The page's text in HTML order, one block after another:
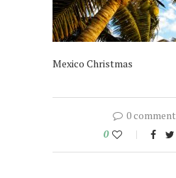
Mexico Christmas
0 comment
0